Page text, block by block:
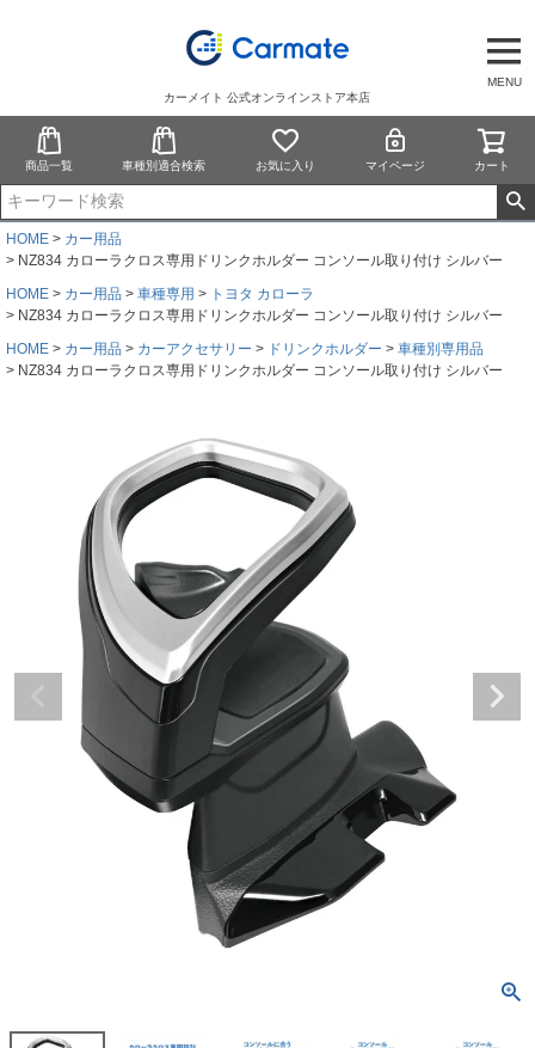
MENU
カーメイト 公式オンラインストア本店
商品一覧 車種別適合検索 お気に入り マイページ カート
HOME
カー用品
NZ834 カローラクロス専用ドリンクホルダー コンソール取り付け シルバー
HOME
カー用品 車種専用
トヨタ カローラ
NZ834 カローラクロス専用ドリンクホルダー コンソール取り付け シルバー
HOME
カー用品 カーアクセサリー ドリンクホルダー
車種別専用品
NZ834 カローラクロス専用ドリンクホルダー コンソール取り付け シルバー